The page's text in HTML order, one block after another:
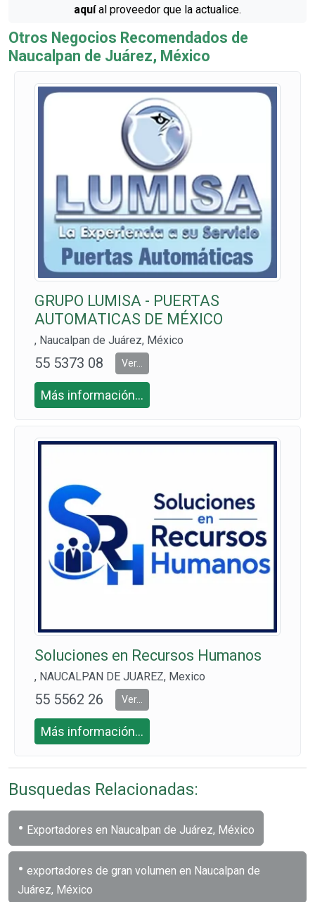
aquíal proveedor que la actualice.
Otros Negocios Recomendados de
Naucalpan de Juárez, México
GRUPO LUMISA - PUERTAS
AUTOMATICAS DE MÉXICO
, Naucalpan de Juárez, México
55 5373 08
64 Y 55 416
7 5851 CEL:
00
Ver...
Más información...
Soluciones en Recursos Humanos
, NAUCALPAN DE JUAREZ, Mexico
55 5562 26
60
Ver...
Más información...
Busquedas Relacionadas:
• Exportadores en Naucalpan de Juárez, México
• exportadores de gran volumen en Naucalpan de
Juárez, México